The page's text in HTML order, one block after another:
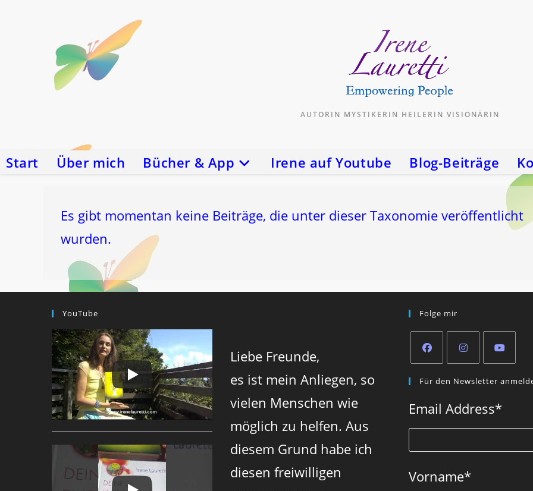
AUTORIN MYSTIKERIN HEILERIN VISIONÄRIN
Start Über mich Bücher & App Irene auf Youtube Blog-Beiträge
Es gibt momentan keine Beiträge, die unter dieser Taxonomie veröffentlicht
wurden.
YouTube
Liebe Freunde,
es ist mein Anliegen, so
vielen Menschen wie
möglich zu helfen. Aus
diesem Grund habe ich
diesen freiwilligen
Folge mir
in
new
tab
in
new
tab
in
new
tab
Für den Newsletter
Email Address*
Vorname*